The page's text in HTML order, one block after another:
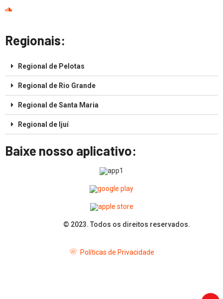
Regionais:
Regional de Pelotas
Regional de Rio Grande
Regional de Santa Maria
Regional de Ijuí
Baixe nosso aplicativo:
© 2023. Todos os direitos reservados.
Políticas de Privacidade